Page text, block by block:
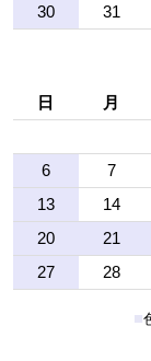
30
31
日 月
6
7
13
14
20
21
27
28
■